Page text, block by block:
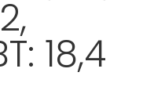
18,4